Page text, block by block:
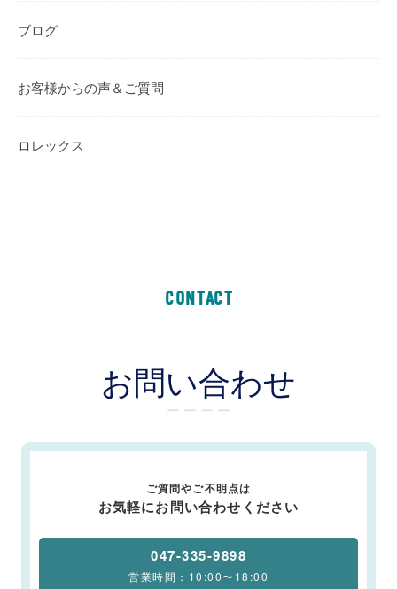
ブログ
お客様からの声＆ご質問
ロレックス
CONTACT
お問い合わせ
ー ー ー ー
ご質問やご不明点は
お気軽にお問い合わせください
047-335-9898
営業時間：10:00〜18:00